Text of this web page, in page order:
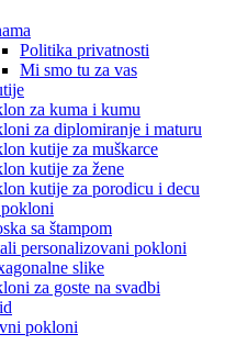
Politika privatnosti
Mi smo tu za vas
za kuma i kumu
za diplomiranje i maturu
kutije za muškarce
kutije za žene
kutije za porodicu i decu
sa štampom
personalizovani pokloni
slike
za goste na svadbi
pokloni